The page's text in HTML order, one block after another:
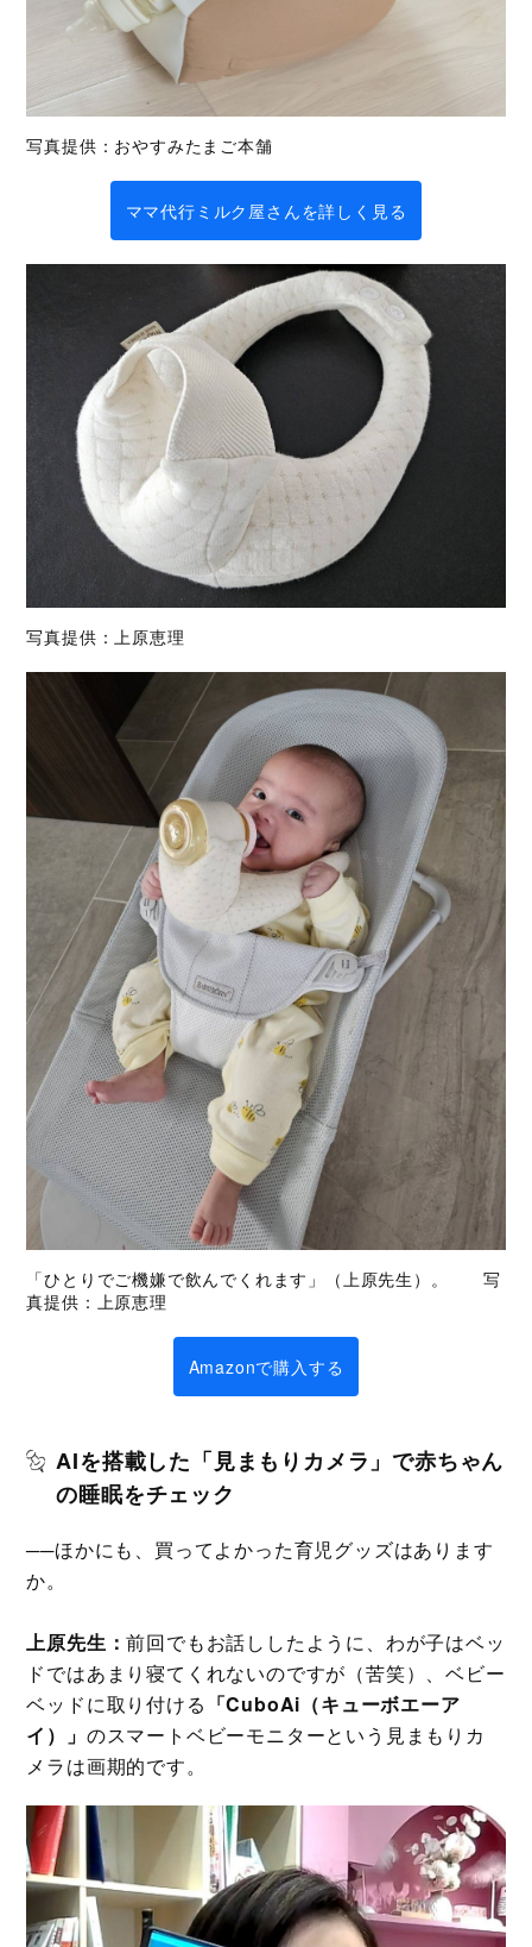
写真提供：おやすみたまご本舗
ママ代行ミルク屋さんを詳しく見る
写真提供：上原恵理
「ひとりでご機嫌で飲んでくれます」（上原先生）。 写
真提供：上原恵理
Amazonで購入する
AIを搭載した「見まもりカメラ」で赤ちゃん
の睡眠をチェック
──ほかにも、買ってよかった育児グッズはあります
か。
上原先生：前回でもお話ししたように、わが子はベッ
ドではあまり寝てくれないのですが（苦笑）、ベビー
ベッドに取り付ける 「CuboAi（キューボエーア
イ）」 のスマートベビーモニターという見まもりカ
メラは画期的です。